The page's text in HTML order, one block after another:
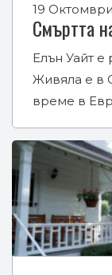
19
Смъртта
Елън Уайт е
Живяла е в
време в